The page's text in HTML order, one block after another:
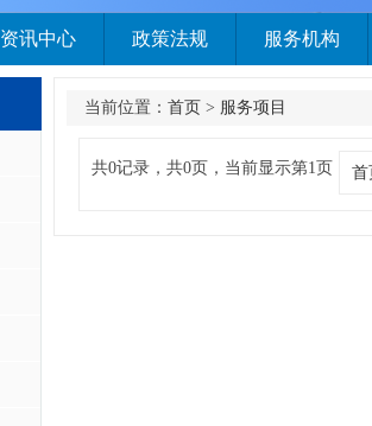
资讯中心 政策法规 服务机构
当前位置： 首页 > 服务项目
共0记录，共0页，当前显示第1页 首